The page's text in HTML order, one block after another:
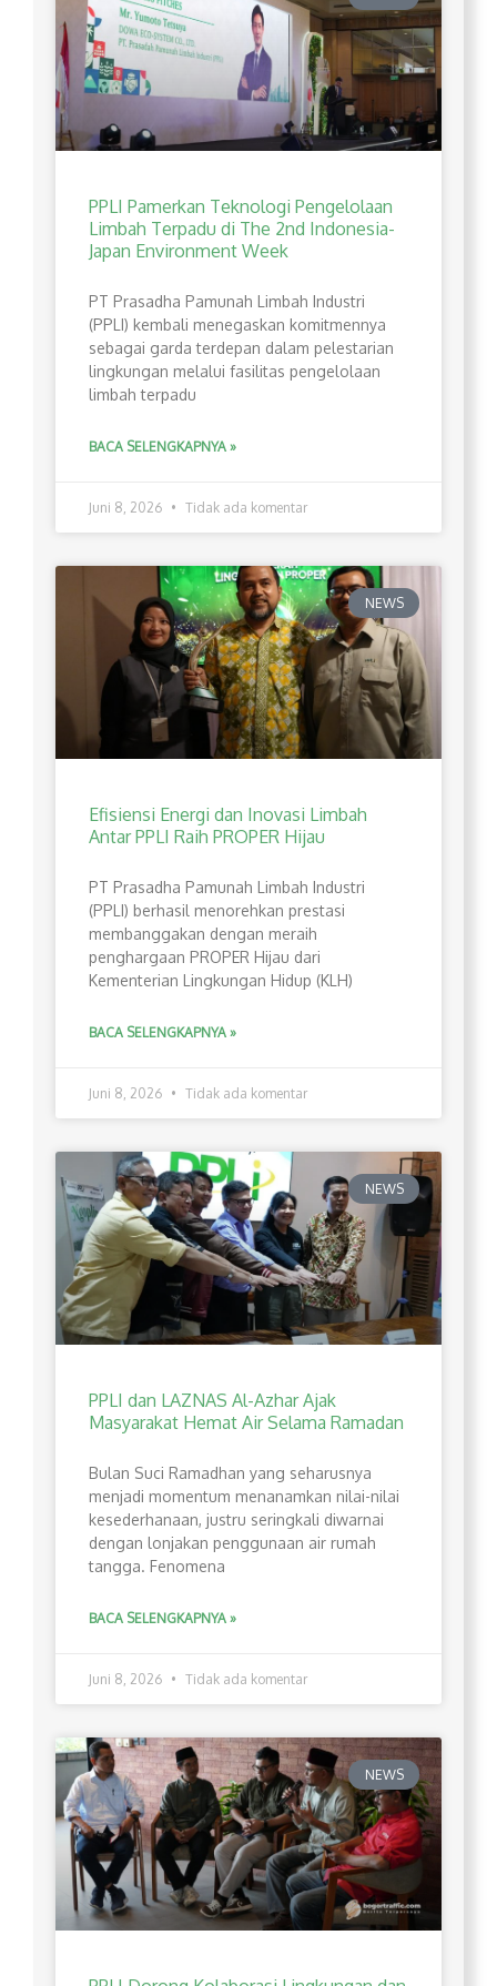
PPLI Pamerkan Teknologi Pengelolaan
Limbah Terpadu di The 2nd Indonesia-
Japan Environment Week
PT Prasadha Pamunah Limbah Industri
(PPLI) kembali menegaskan komitmennya
sebagai garda terdepan dalam pelestarian
lingkungan melalui fasilitas pengelolaan
limbah terpadu
BACA SELENGKAPNYA »
Juni 8, 2026 Tidak ada komentar
NEWS
Efisiensi Energi dan Inovasi Limbah
Antar PPLI Raih PROPER Hijau
PT Prasadha Pamunah Limbah Industri
(PPLI) berhasil menorehkan prestasi
membanggakan dengan meraih
penghargaan PROPER Hijau dari
Kementerian Lingkungan Hidup (KLH)
BACA SELENGKAPNYA »
Juni 8, 2026 Tidak ada komentar
NEWS
PPLI dan LAZNAS Al-Azhar Ajak
Masyarakat Hemat Air Selama Ramadan
Bulan Suci Ramadhan yang seharusnya
menjadi momentum menanamkan nilai-nilai
kesederhanaan, justru seringkali diwarnai
dengan lonjakan penggunaan air rumah
tangga. Fenomena
BACA SELENGKAPNYA »
Juni 8, 2026 Tidak ada komentar
NEWS